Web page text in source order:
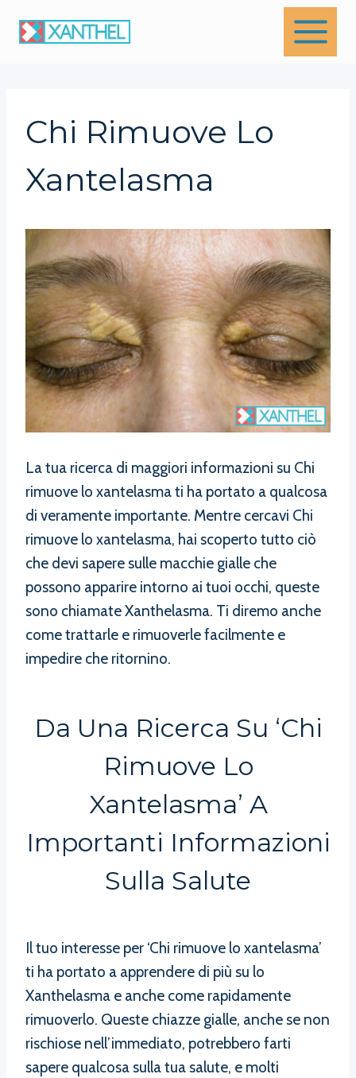
Chi Rimuove Lo
Xantelasma
La tua ricerca di maggiori informazioni su Chi
rimuove lo xantelasma ti ha portato a qualcosa
di veramente importante. Mentre cercavi Chi
rimuove lo xantelasma, hai scoperto tutto ciò
che devi sapere sulle macchie gialle che
possono apparire intorno ai tuoi occhi, queste
sono chiamate Xanthelasma. Ti diremo anche
come trattarle e rimuoverle facilmente e
impedire che ritornino.
Da Una Ricerca Su ‘Chi
Rimuove Lo
Xantelasma’ A
Importanti Informazioni
Sulla Salute
Il tuo interesse per ‘Chi rimuove lo xantelasma’
ti ha portato a apprendere di più su lo
Xanthelasma e anche come rapidamente
rimuoverlo. Queste chiazze gialle, anche se non
rischiose nell’immediato, potrebbero farti
sapere qualcosa sulla tua salute, e molti